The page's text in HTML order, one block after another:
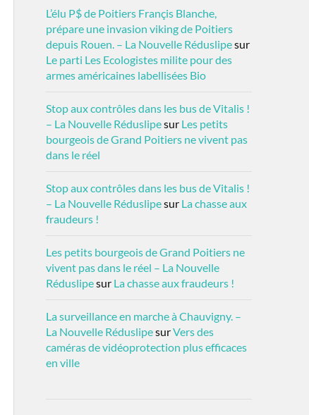
L’élu P$ de Poitiers Françis Blanche,
prépare une invasion viking de Poitiers
depuis Rouen. – La Nouvelle Réduslipesur
Le parti Les Ecologistes milite pour des
armes américaines labellisées Bio
Stop aux contrôles dans les bus de Vitalis !
– La Nouvelle Réduslipesur Les petits
bourgeois de Grand Poitiers ne vivent pas
dans le réel
Stop aux contrôles dans les bus de Vitalis !
– La Nouvelle Réduslipesur La chasse aux
fraudeurs !
Les petits bourgeois de Grand Poitiers ne
vivent pas dans le réel – La Nouvelle
Réduslipesur La chasse aux fraudeurs !
La surveillance en marche à Chauvigny. –
La Nouvelle RéduslipesurVers des
caméras de vidéoprotection plus efficaces
en ville